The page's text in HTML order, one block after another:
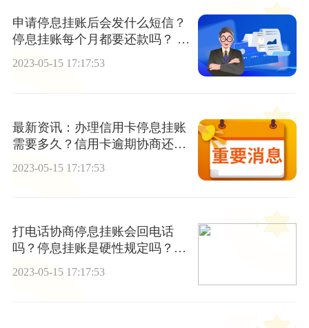
申请停息挂账后会发什么短信？
停息挂账每个月都要还款吗？ 世
界百事通
2023-05-15 17:17:53
最新资讯：办理信用卡停息挂账
需要多久？信用卡逾期协商还款
2023-05-15 17:17:53
打电话协商停息挂账会回电话
吗？停息挂账是硬性规定吗？_
世界今日报
2023-05-15 17:17:53